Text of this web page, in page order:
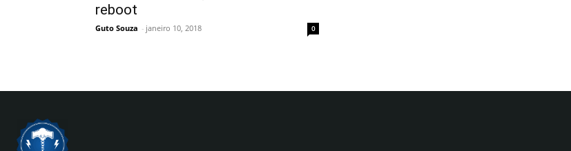
reboot
Guto Souza - janeiro 10, 2018 0